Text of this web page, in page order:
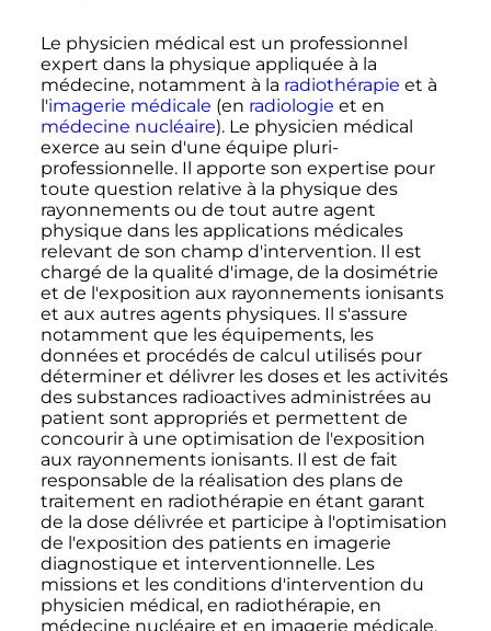
Le physicien médical est un professionnel
expert dans la physique appliquée à la
médecine, notamment à la radiothérapie et à
l'imagerie médicale (en radiologie et en
médecine nucléaire). Le physicien médical
exerce au sein d'une équipe pluri-
professionnelle. Il apporte son expertise pour
toute question relative à la physique des
rayonnements ou de tout autre agent
physique dans les applications médicales
relevant de son champ d'intervention. Il est
chargé de la qualité d'image, de la dosimétrie
et de l'exposition aux rayonnements ionisants
et aux autres agents physiques. Il s'assure
notamment que les équipements, les
données et procédés de calcul utilisés pour
déterminer et délivrer les doses et les activités
des substances radioactives administrées au
patient sont appropriés et permettent de
concourir à une optimisation de l'exposition
aux rayonnements ionisants. Il est de fait
responsable de la réalisation des plans de
traitement en radiothérapie en étant garant
de la dose délivrée et participe à l'optimisation
de l'exposition des patients en imagerie
diagnostique et interventionnelle. Les
missions et les conditions d'intervention du
physicien médical, en radiothérapie, en
médecine nucléaire et en imagerie médicale,